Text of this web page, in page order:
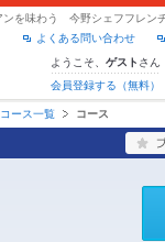
よくある問い合わせ
ようこそ、 ゲスト さん
会員登録する（無料）
コース一覧 コース